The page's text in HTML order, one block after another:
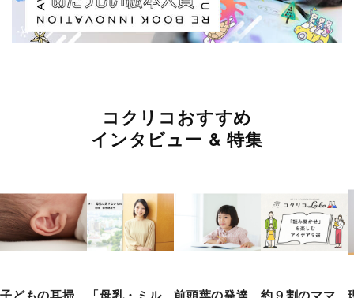
コクリコおすすめ
インタビュー & 特集